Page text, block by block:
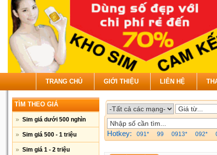
TRANG CHỦ GIỚI THIỆU LIÊN HỆ
TÌM THEO GIÁ
Sim giá dưới 500 nghìn
Sim giá 500 - 1 triệu
Sim giá 1 - 2 triệu
Hotkey: 091* 99 0913* 092*